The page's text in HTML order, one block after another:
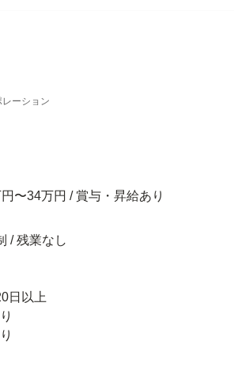
ーション
〜34万円 / 賞与・昇給あり
/ 残業なし
日以上